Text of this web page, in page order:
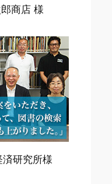
商店 様
研究所様